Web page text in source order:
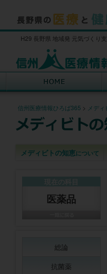
H29 長野県 地域発 元気づくり
信州医療情報ひろば365 > メデ
メディビトの知恵について
医薬品
総論
抗菌薬